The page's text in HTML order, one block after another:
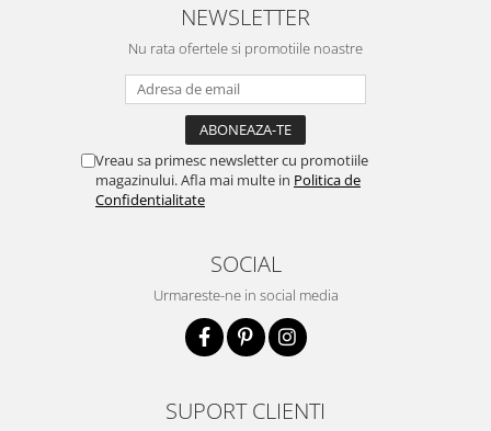
NEWSLETTER
Nu rata ofertele si promotiile noastre
Vreau sa primesc newsletter cu promotiile
magazinului. Afla mai multe in Politica de
Confidentialitate
SOCIAL
Urmareste-ne in social media
SUPORT CLIENTI